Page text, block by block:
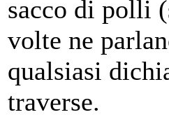
sacco di polli
volte ne
qualsiasi
traverse.